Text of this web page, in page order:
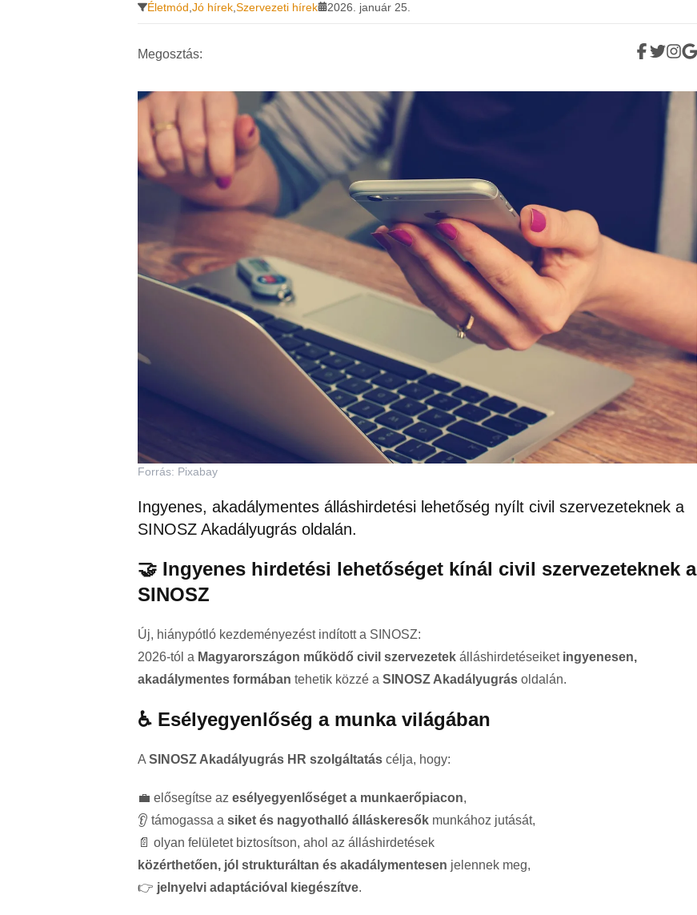
Életmód Jó hírek Szervezeti hírek 2026. január 25.
Megosztás:
Forrás: Pixabay
Ingyenes, akadálymentes álláshirdetési lehetőség nyílt civil szervezeteknek a
SINOSZ Akadályugrás oldalán.
🤝 Ingyenes hirdetési lehetőséget kínál civil szervezeteknek a
SINOSZ
Új, hiánypótló kezdeményezést indított a SINOSZ:
2026-tól a Magyarországon működő civil szervezetek álláshirdetéseiket ingyenesen,
akadálymentes formában tehetik közzé a SINOSZ Akadályugrás oldalán.
♿ Esélyegyenlőség a munka világában
A SINOSZ Akadályugrás HR szolgáltatás célja, hogy:
💼 elősegítse az esélyegyenlőséget a munkaerőpiacon,
👂 támogassa a siket és nagyothalló álláskeresők munkához jutását,
📄 olyan felületet biztosítson, ahol az álláshirdetések
közérthetően, jól strukturáltan és akadálymentesen jelennek meg,
👉 jelnyelvi adaptációval kiegészítve.